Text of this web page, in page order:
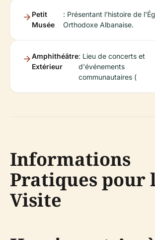
Petit
Musée
: Présentant l'histoire de
Orthodoxe Albanaise.
Amphithéâtre
Extérieur
: Lieu de concerts et
d'événements
communautaires (
Informations
Pratiques pour
Visite